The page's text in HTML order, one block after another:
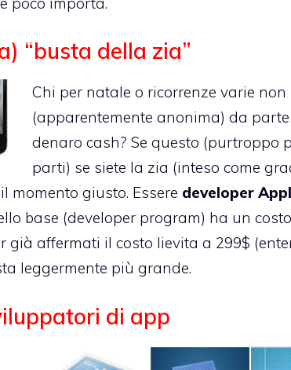
“busta della zia”
Chi per natale o ricorrenze varie
(apparentemente anonima) da
denaro cash? Se questo (purtroppo
parti) se siete la zia (inteso come
momento giusto. Essere developer
base (developer program) ha un
già affermati il costo lievita a 299$ (
leggermente più grande.
di app